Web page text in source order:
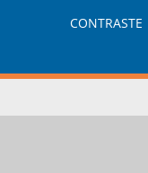
CONTRASTE